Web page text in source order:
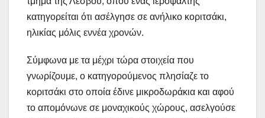
κατηγορείται ότι ασέλγησε σε ανήλικο κοριτσάκι,
ηλικίας μόλις εννέα χρονών.
Σύμφωνα με τα μέχρι τώρα στοιχεία που
γνωρίζουμε, ο κατηγορούμενος πλησίαζε το
κοριτσάκι στο οποία έδινε μικροδωράκια και αφού
το απομόνωνε σε μοναχικούς χώρους, ασελγούσε